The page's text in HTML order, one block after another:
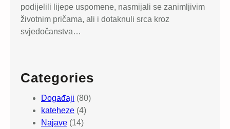
podijelili lijepe uspomene, nasmijali se zanimljivim
životnim pričama, ali i dotaknuli srca kroz
svjedočanstva…
Categories
Događaji (80)
kateheze (4)
Najave (14)